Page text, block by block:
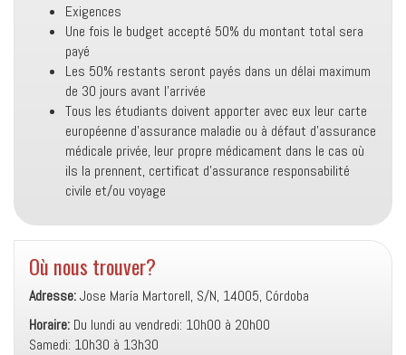
Exigences
Une fois le budget accepté 50% du montant total sera
payé
Les 50% restants seront payés dans un délai maximum
de 30 jours avant l’arrivée
Tous les étudiants doivent apporter avec eux leur carte
européenne d’assurance maladie ou à défaut d’assurance
médicale privée, leur propre médicament dans le cas où
ils la prennent, certificat d’assurance responsabilité
civile et/ou voyage
Où nous trouver?
Adresse:Jose María Martorell, S/N, 14005, Córdoba
Horaire: Du lundi au vendredi: 10h00 à 20h00
Samedi: 10h30 à 13h30